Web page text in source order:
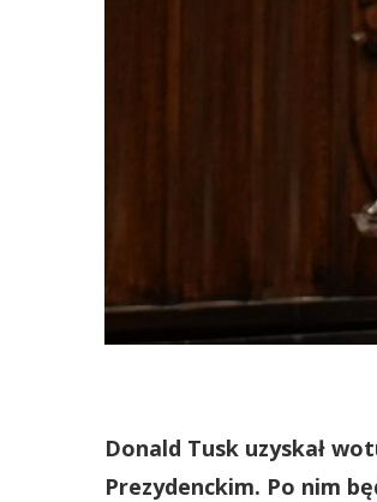
Donald Tusk uzyskał
Prezydenckim. Po nim